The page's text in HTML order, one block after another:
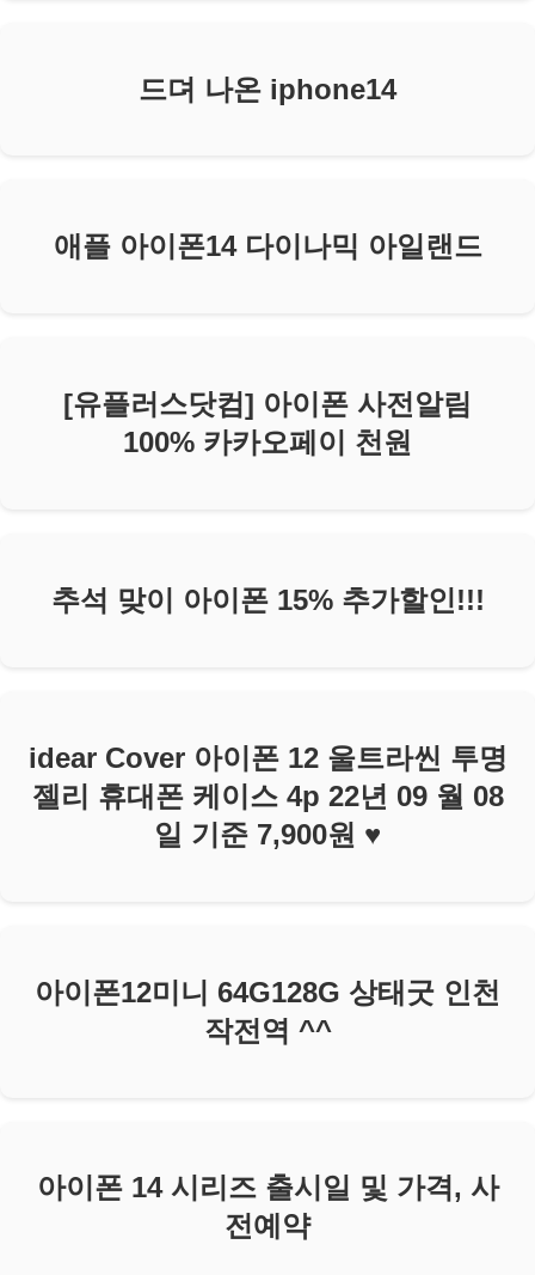
드뎌 나온 iphone14
애플 아이폰14 다이나믹 아일랜드
[유플러스닷컴] 아이폰 사전알림
100% 카카오페이 천원
추석 맞이 아이폰 15% 추가할인!!!
idear Cover 아이폰 12 울트라씬 투명
젤리 휴대폰 케이스 4p 22년 09 월 08
일 기준 7,900원 ♥
아이폰12미니 64G128G 상태굿 인천
작전역 ^^
아이폰 14 시리즈 출시일 및 가격, 사
전예약